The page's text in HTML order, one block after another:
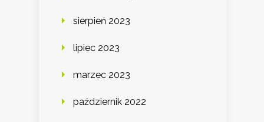
sierpień 2023
lipiec 2023
marzec 2023
październik 2022